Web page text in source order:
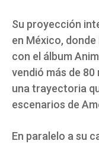
Su proyección
en México,
con el álbum
vendió más de
una trayectoria
escenarios de
En paralelo a su